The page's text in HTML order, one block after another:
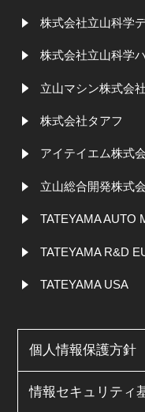
株式会社立山科学
株式会社立山科学
立山マシン株式会社
株式会社タアフ
アイテイエム株式
立山総合開発株式
TATEYAMA AUTO
TATEYAMA R&D
TATEYAMA USA
個人情報保護方針
情報セキュリティ